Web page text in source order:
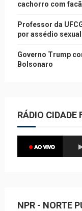
cachorro com
Professor da
por assédio
Governo Trump
Bolsonaro
RÁDIO
NPR - NORTE